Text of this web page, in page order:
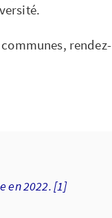
rendez-
en 2022. [1]